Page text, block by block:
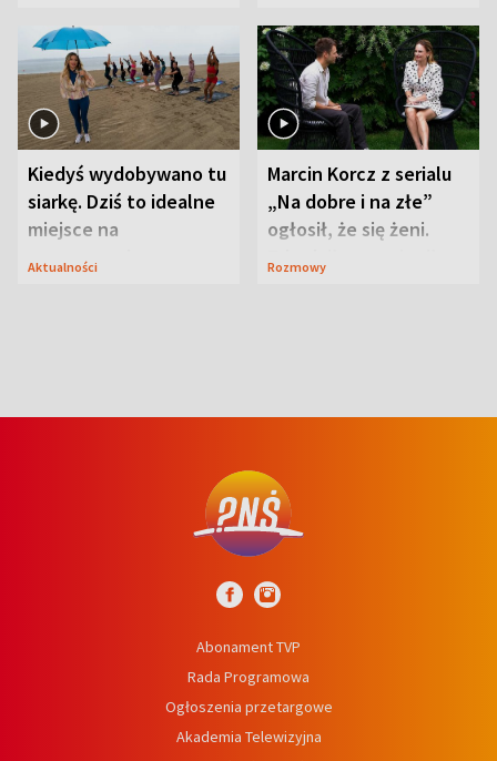
Kiedyś wydobywano tu
siarkę. Dziś to idealne
miejsce na
wypoczynek
Aktualności
Marcin Korcz z serialu
„Na dobre i na złe”
ogłosił, że się żeni.
Zdradził, co zmienił
Rozmowy
Abonament TVP
Rada Programowa
Ogłoszenia przetargowe
Akademia Telewizyjna